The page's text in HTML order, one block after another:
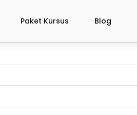
Paket Kursus Blog